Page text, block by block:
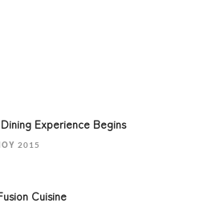
Experience Begins
2015
Cuisine